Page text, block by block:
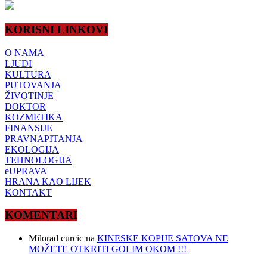
KORISNI LINKOVI
O NAMA
LJUDI
KULTURA
PUTOVANJA
ŽIVOTINJE
DOKTOR
KOZMETIKA
FINANSIJE
PRAVNAPITANJA
EKOLOGIJA
TEHNOLOGIJA
eUPRAVA
HRANA KAO LIJEK
KONTAKT
KOMENTARI
Milorad curcic na KINESKE KOPIJE SATOVA NE
MOŽETE OTKRITI GOLIM OKOM !!!